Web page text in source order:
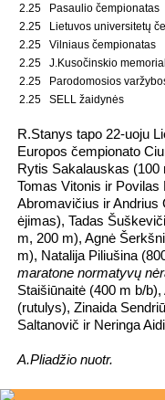
2.25
Pasaulio čempionatas
2.25
Lietuvos universitetų
2.25
Vilniaus čempionatas
2.25
J.Kusočinskio
2.25
Parodomosios
2.25
SELL žaidynės
R.Stanys tapo 22-uoju
Europos čempionato
Rytis Sakalauskas
Tomas Vitonis ir
Abromavičius ir
ėjimas), Tadas
m, 200 m), Agnė
m), Natalija Piliušina
maratone normatyvų
Staišiūnaitė (400 m b/
(rutulys), Zinaida
Saltanovič ir Neringa
A.Pliadžio nuotr.